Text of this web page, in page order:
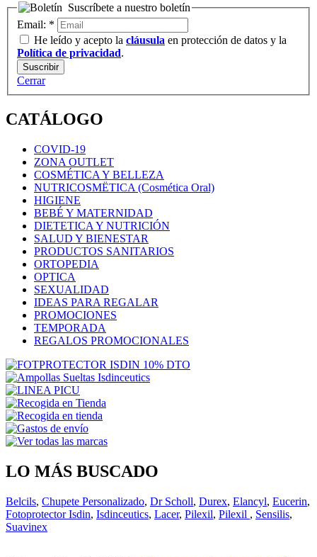
Suscríbete a nuestro boletín
Email: *
He leído y acepto la cláusula en protección de datos y la
Política de privacidad.
Cerrar
CATÁLOGO
COVID-19
ZONA OUTLET
COSMÉTICA Y BELLEZA
NUTRICOSMËTICA (Cosmética Oral)
HIGIENE
BEBÉ Y MATERNIDAD
DIETETICA Y NUTRICIÓN
SALUD Y BIENESTAR
PRODUCTOS SANITARIOS
ORTOPEDIA
OPTICA
SEXUALIDAD
IDEAS PARA REGALAR
PROMOCIONES
TEMPORADA
REGALOS PROMOCIONALES
LO MÁS BUSCADO
Belcils, Chupete Personalizado, Dr Scholl, Durex, Elancyl, Eucerin,
Fotoprotector Isdin, Isdinceutics, Lacer, Pilexil, Pilexil , Sensilis,
Suavinex